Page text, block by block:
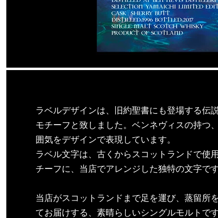
ラベルデザインは、旧約聖書にも登場する伝
モチーフと致しました。ベンネヴィスの持つ
囲気をデザインで表現しています。
ラベル文字は、古くからスコットランドで使
チーフに、当店でアレンジした独特の文字で
当店がスコットランドまで足を運び、蒸留所
てお届けする、素晴らしいシングルモルトで